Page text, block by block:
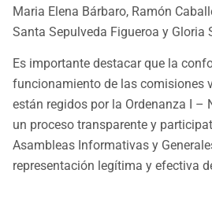
Maria Elena Bárbaro, Ramón
Santa Sepulveda Figueroa y Gloria
Es importante destacar que la
funcionamiento de las comisiones
están regidos por la Ordenanza I –
un proceso transparente y
Asambleas Informativas y
representación legítima y efectiva